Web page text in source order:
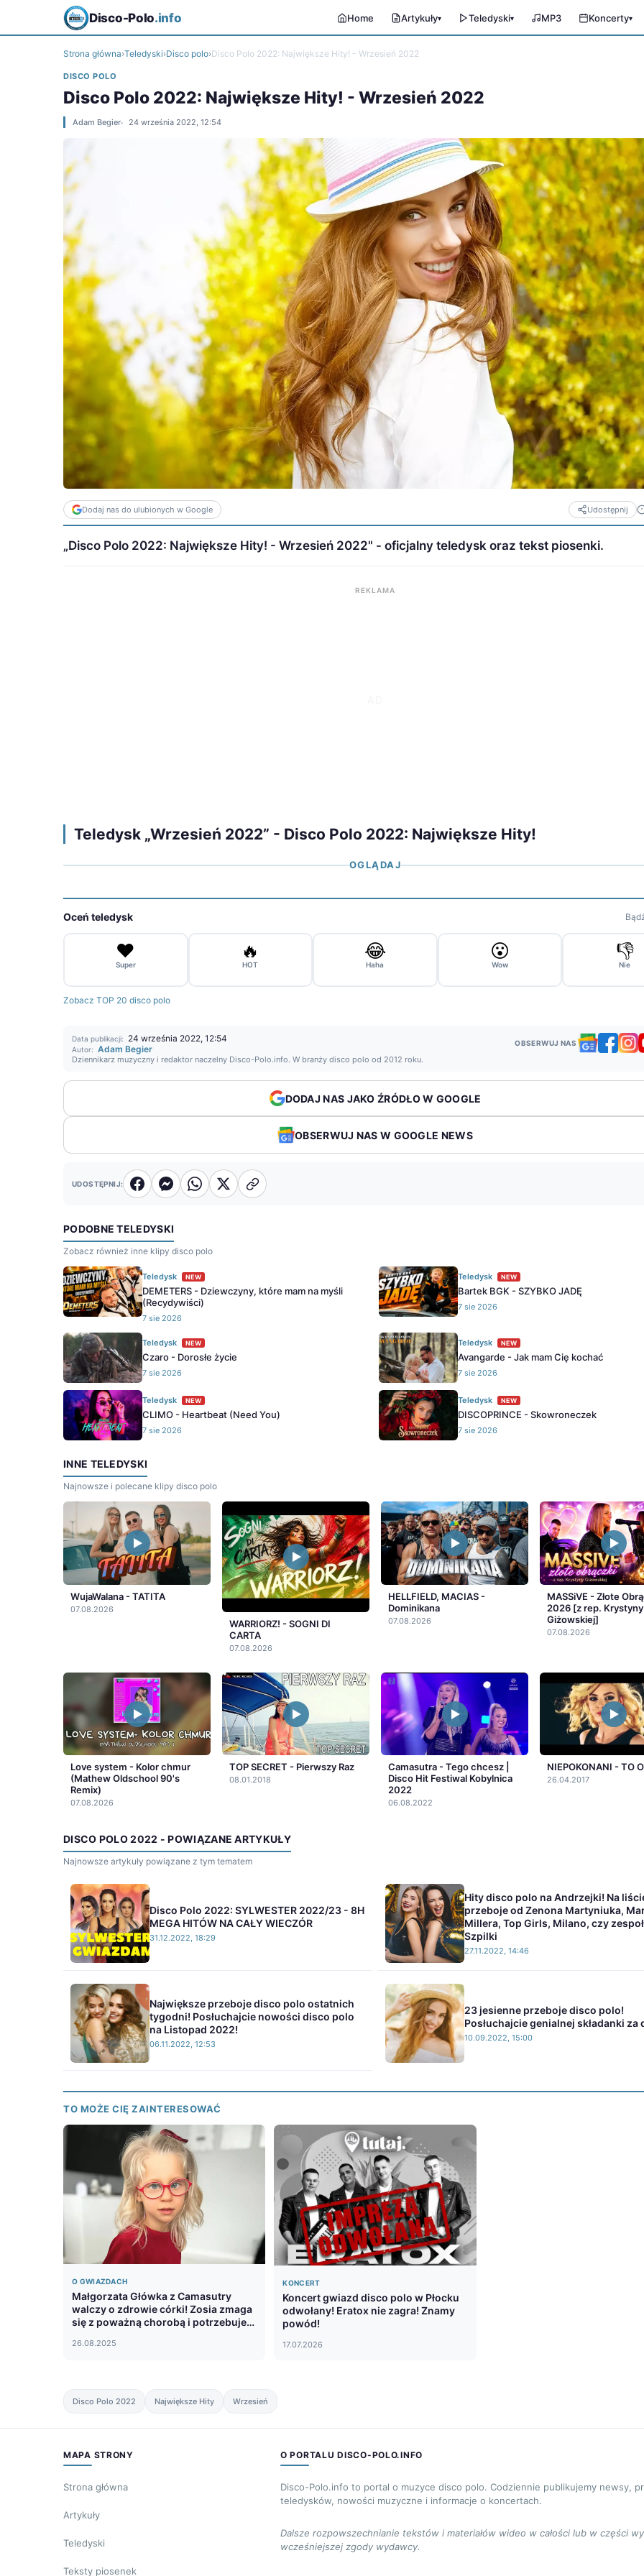
Disco-Polo.info Home Artykuły▾ Teledyski▾ MP3 Koncerty▾
Strona główna›Teledyski›Disco polo›Disco Polo 2022: Największe Hity! - Wrzesień 2022
DISCO POLO
Disco Polo 2022: Największe Hity! - Wrzesień 2022
Adam Begier 24 września 2022, 12:54
Dodaj nas do ulubionych w Google Udostępnij
„Disco Polo 2022: Największe Hity! - Wrzesień 2022" - oficjalny teledysk oraz tekst piosenki.
REKLAMA
Teledysk „Wrzesień 2022” - Disco Polo 2022: Największe Hity!
OGLĄDAJ
Oceń teledysk
❤️
Super
🔥
HOT
😂
Haha
😮
Wow
👎
Nie
Zobacz TOP 20 disco polo
Data publikacji: 24 września 2022, 12:54
Autor: Adam Begier
Dziennikarz muzyczny i redaktor naczelny Disco-Polo.info. W branży disco polo od 2012 roku.
OBSERWUJ NAS
DODAJ NAS JAKO ŹRÓDŁO W GOOGLE
OBSERWUJ NAS W GOOGLE NEWS
UDOSTĘPNIJ:
PODOBNE TELEDYSKI
Zobacz również inne klipy disco polo
Teledysk NEW
DEMETERS - Dziewczyny, które mam na myśli
(Recydywiści)
7 sie 2026
Teledysk NEW
Bartek BGK - SZYBKO JADĘ
7 sie 2026
Teledysk NEW
Czaro - Dorosłe życie
7 sie 2026
Teledysk NEW
Avangarde - Jak mam Cię kochać
7 sie 2026
Teledysk NEW
CLIMO - Heartbeat (Need You)
7 sie 2026
Teledysk NEW
DISCOPRINCE - Skowroneczek
7 sie 2026
INNE TELEDYSKI
Najnowsze i polecane klipy disco polo
WujaWalana - TATITA
07.08.2026
WARRIORZ! - SOGNI DI
CARTA
07.08.2026
HELLFIELD, MACIAS -
Dominikana
07.08.2026
MASSiVE - Złote
2026 [z rep. Krystyny
Giżowskiej]
07.08.2026
Love system - Kolor chmur
(Mathew Oldschool 90's
Remix)
07.08.2026
TOP SECRET - Pierwszy Raz
08.01.2018
Camasutra - Tego chcesz |
Disco Hit Festiwal Kobylnica
2022
06.08.2022
NIEPOKONANI - TO
26.04.2017
DISCO POLO 2022 - POWIĄZANE ARTYKUŁY
Najnowsze artykuły powiązane z tym tematem
Disco Polo 2022: SYLWESTER 2022/23 - 8H
MEGA HITÓW NA CAŁY WIECZÓR
31.12.2022, 18:29
Hity disco polo na Andrzejki! Na
przeboje od Zenona Martyniuka,
Millera, Top Girls, Milano, czy
Szpilki
27.11.2022, 14:46
Największe przeboje disco polo ostatnich
tygodni! Posłuchajcie nowości disco polo
na Listopad 2022!
06.11.2022, 12:53
23 jesienne przeboje disco polo!
Posłuchajcie genialnej składanki za
10.09.2022, 15:00
TO MOŻE CIĘ ZAINTERESOWAĆ
O GWIAZDACH
Małgorzata Główka z Camasutry
walczy o zdrowie córki! Zosia zmaga
się z poważną chorobą i potrzebuje
26.08.2025
KONCERT
Koncert gwiazd disco polo w Płocku
odwołany! Eratox nie zagra! Znamy
powód!
17.07.2026
Disco Polo 2022 Największe Hity Wrzesień
MAPA STRONY
Strona główna
Artykuły
Teledyski
Teksty piosenek
O PORTALU DISCO-POLO.INFO
Disco-Polo.info to portal o muzyce disco polo. Codziennie publikujemy newsy,
teledysków, nowości muzyczne i informacje o koncertach.
Dalsze rozpowszechnianie tekstów i materiałów wideo w całości lub w części
wcześniejszej zgody wydawcy.